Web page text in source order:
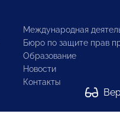
Международная
Бюро по защите прав
Образование
Новости
Контакты